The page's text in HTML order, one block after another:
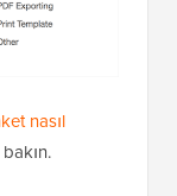
nasıl